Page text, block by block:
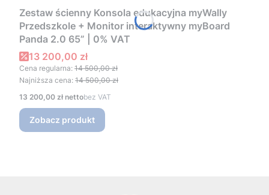
Zestaw ścienny Konsola edukacyjna myWally
Przedszkole + Monitor interaktywny myBoard
Panda 2.0 65” | 0% VAT
Cena promocyjna
13 200,00 zł
Cena regularna: 14 500,00 zł
Najniższa cena: 14 500,00 zł
Cena
13 200,00 zł bez VAT
Zobacz produkt